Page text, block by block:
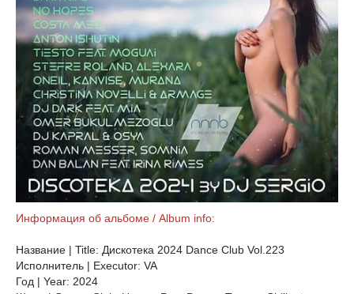
Информация об альбоме / Album info:
Название | Title: Дискотека 2024 Dance Club Vol.223
Исполнитель | Executor: VA
Год | Year: 2024